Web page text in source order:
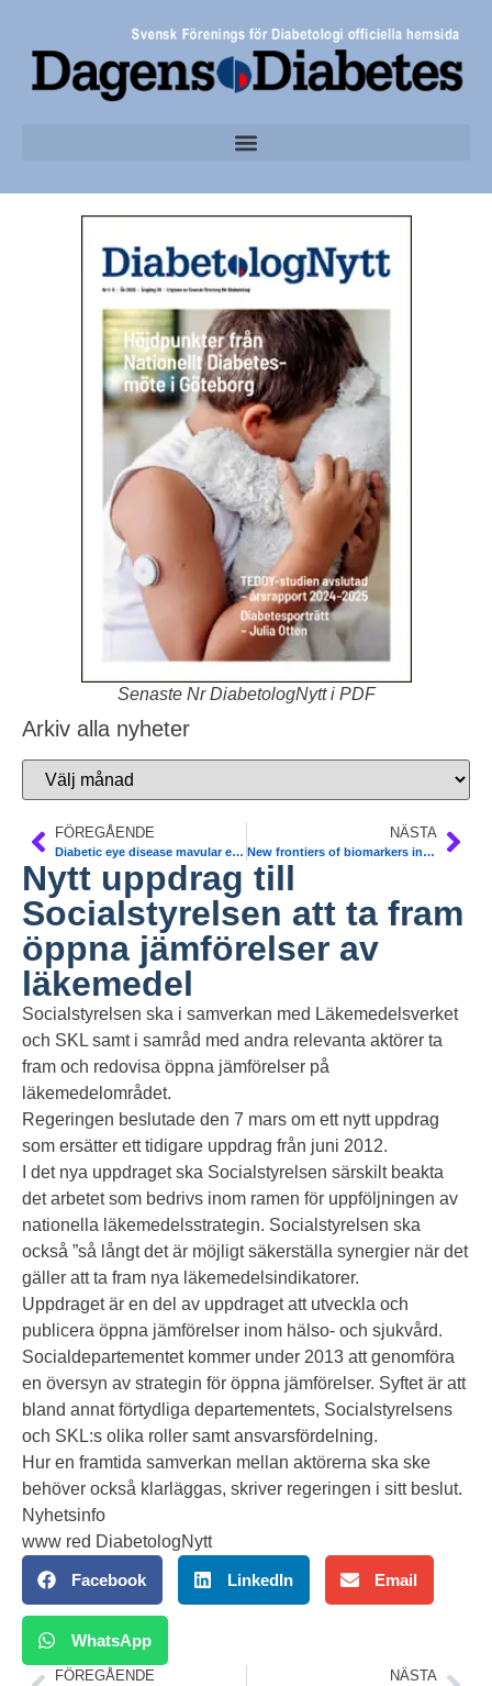
Senaste Nr DiabetologNytt i PDF
Arkiv alla nyheter
FÖREGÅENDE
Diabetic eye disease mavular edema may be effectively treated with anti-vascular endothelial growth factor medication in patients. Meta-analysis 51 articles. BMJ
NÄSTA
New frontiers of biomarkers in prediction of cardiovascular disease. June 7-8th 2013 Venue: “Jubileumsaulan” (Main Hall), Skåne University Hospital, Jan Waldenströms gata 1-5, Malmö
Nytt uppdrag till
Socialstyrelsen att ta fram
öppna jämförelser av
läkemedel
Socialstyrelsen ska i samverkan med Läkemedelsverket
och SKL samt i samråd med andra relevanta aktörer ta
fram och redovisa öppna jämförelser på
läkemedelområdet.
Regeringen beslutade den 7 mars om ett nytt uppdrag
som ersätter ett tidigare uppdrag från juni 2012.
I det nya uppdraget ska Socialstyrelsen särskilt beakta
det arbetet som bedrivs inom ramen för uppföljningen av
nationella läkemedelsstrategin. Socialstyrelsen ska
också ”så långt det är möjligt säkerställa synergier när det
gäller att ta fram nya läkemedelsindikatorer.
Uppdraget är en del av uppdraget att utveckla och
publicera öppna jämförelser inom hälso- och sjukvård.
Socialdepartementet kommer under 2013 att genomföra
en översyn av strategin för öppna jämförelser. Syftet är att
bland annat förtydliga departementets, Socialstyrelsens
och SKL:s olika roller samt ansvarsfördelning.
Hur en framtida samverkan mellan aktörerna ska ske
behöver också klarläggas, skriver regeringen i sitt beslut.
Nyhetsinfo
www red DiabetologNytt
Facebook LinkedIn Email
WhatsApp
FÖREGÅENDE NÄSTA